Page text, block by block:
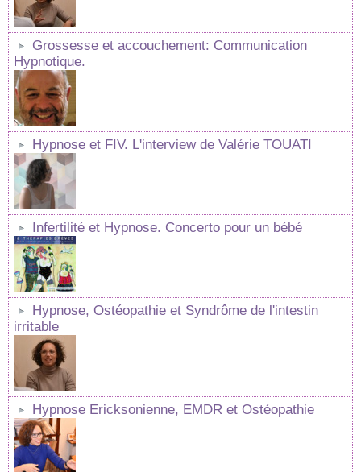
Grossesse et accouchement: Communication
Hypnotique.
Hypnose et FIV. L'interview de Valérie TOUATI
Infertilité et Hypnose. Concerto pour un bébé
Hypnose, Ostéopathie et Syndrôme de l'intestin
irritable
Hypnose Ericksonienne, EMDR et Ostéopathie